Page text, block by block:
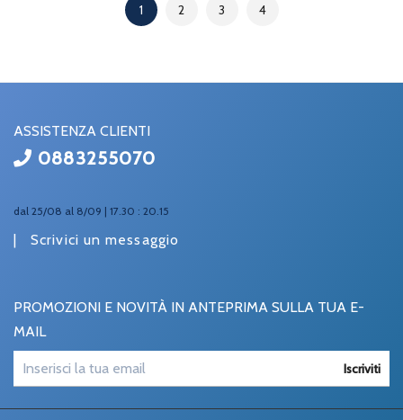
1 2 3 4
ASSISTENZA CLIENTI
0883255070
dal 25/08 al 8/09 | 17.30 : 20.15
| Scrivici un messaggio
PROMOZIONI E NOVITÀ IN ANTEPRIMA SULLA TUA E-
MAIL
Iscriviti